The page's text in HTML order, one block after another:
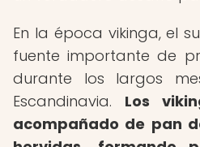
En la época vikinga, el
fuente importante de
durante los largos
Escandinavia. Los
acompañado de pan